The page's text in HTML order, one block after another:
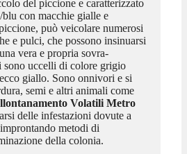
del piccione e caratterizzato
con macchie gialle e
può veicolare numerosi
e pulci, che possono insinuarsi
vera e propria sovra-
sono uccelli di colore grigio
giallo. Sono onnivori e si
semi e altri animali come
Volatili Metro
delle infestazioni dovute a
metodi di
della colonia.